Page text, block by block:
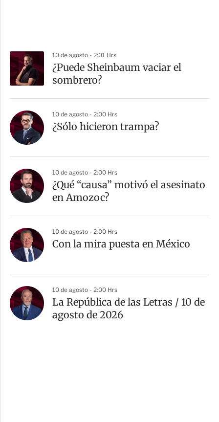
10 de agosto - 2:01 Hrs
¿Puede Sheinbaum vaciar el
sombrero?
10 de agosto - 2:00 Hrs
¿Sólo hicieron trampa?
10 de agosto - 2:00 Hrs
¿Qué “causa” motivó el asesinato
en Amozoc?
10 de agosto - 2:00 Hrs
Con la mira puesta en México
10 de agosto - 2:00 Hrs
La República de las Letras / 10 de
agosto de 2026